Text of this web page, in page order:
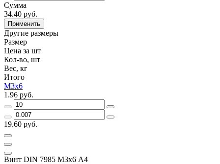
Сумма
34.40 руб.
Применить
Другие размеры
Размер
Цена за шт
Кол-во, шт
Вес, кг
Итого
М3х6
1.96 руб.
19.60 руб.
Винт DIN 7985 М3х6 A4